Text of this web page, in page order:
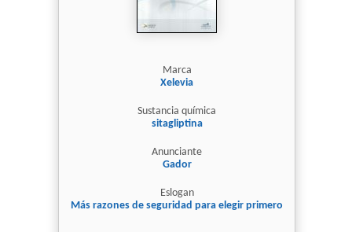
Marca
Xelevia
Sustancia química
sitagliptina
Anunciante
Gador
Eslogan
Más razones de seguridad para elegir primero